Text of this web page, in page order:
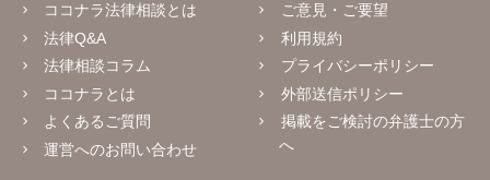
ココナラ法律相談とは
法律Q&A
法律相談コラム
ココナラとは
よくあるご質問
運営へのお問い合わせ
ご意見・ご要望
利用規約
プライバシーポリシー
外部送信ポリシー
掲載をご検討の弁護士の方
へ